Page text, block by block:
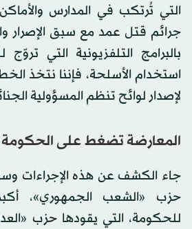
التي تُرتكب في المدارس
جرائم قتل عمد مع سبق الإصرار
بالبرامج التلفزيونية التي
استخدام الأسلحة، فإننا نتخذ
لإصدار لوائح تنظم المسؤولية
المعارضة تضغط على الحكومة
جاء الكشف عن هذه الإجراءات
حزب «الشعب الجمهوري»،
للحكومة، التي يقودها حزب